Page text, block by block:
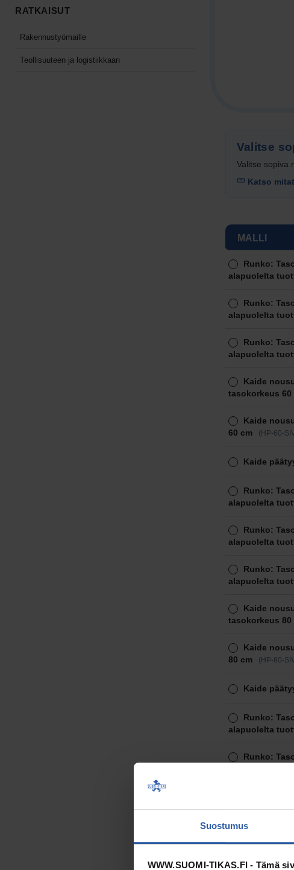
Suostumus
WWW.SUOMI-TIKAS.FI - Tämä
Valitse
Valitse sopiva
Katso
MALLI
Runko:
alapuolelta
Runko:
alapuolelta
Runko:
alapuolelta
Kaide
tasokorkeus 60
Kaide
60 cm
(HP-60-
Kaide
Runko:
alapuolelta
Runko:
alapuolelta
Runko:
alapuolelta
Kaide
tasokorkeus 80
Kaide
80 cm
(HP-80-
Kaide
Runko:
alapuolelta
Runko:
alapuolelta
tasokorkeus
RATKAISUT
Rakennustyömaille
Teollisuuteen ja logistiikkaan